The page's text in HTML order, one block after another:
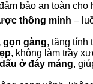
bảo an toàn cho
thông minh –
gọn gàng, tăng tính
, không làm trầy
ở đáy máng,